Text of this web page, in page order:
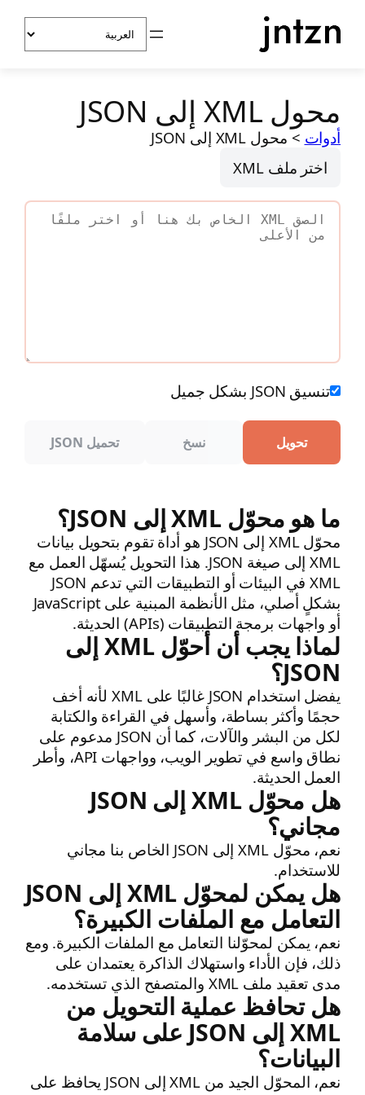
المحتوى
اختر
لغة
محول XML إلى JSON
أدوات > محول XML إلى JSON
اختر ملف XML
تنسيق JSON بشكل جميل
تحويل نسخ تحميل JSON
ما هو محوّل XML إلى JSON؟
محوّل XML إلى JSON هو أداة تقوم بتحويل بيانات
XML إلى صيغة JSON. هذا التحويل يُسهّل العمل مع
XML في البيئات أو التطبيقات التي تدعم JSON
بشكلٍ أصلي، مثل الأنظمة المبنية على JavaScript
أو واجهات برمجة التطبيقات (APIs) الحديثة.
لماذا يجب أن أحوّل XML إلى
JSON؟
يفضل استخدام JSON غالبًا على XML لأنه أخف
حجمًا وأكثر بساطة، وأسهل في القراءة والكتابة
لكل من البشر والآلات، كما أن JSON مدعوم على
نطاق واسع في تطوير الويب، وواجهات API، وأطر
العمل الحديثة.
هل محوّل XML إلى JSON
مجاني؟
نعم، محوّل XML إلى JSON الخاص بنا مجاني
للاستخدام.
هل يمكن لمحوّل XML إلى JSON
التعامل مع الملفات الكبيرة؟
نعم، يمكن لمحوّلنا التعامل مع الملفات الكبيرة. ومع
ذلك، فإن الأداء واستهلاك الذاكرة يعتمدان على
مدى تعقيد ملف XML والمتصفح الذي تستخدمه.
هل تحافظ عملية التحويل من
XML إلى JSON على سلامة
البيانات؟
نعم، المحوّل الجيد من XML إلى JSON يحافظ على